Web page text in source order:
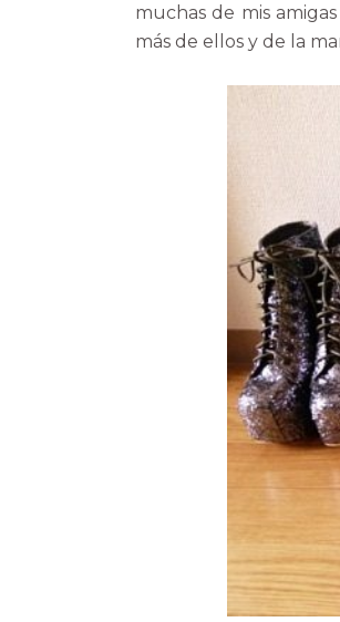
muchas de mis
más de ellos y de la